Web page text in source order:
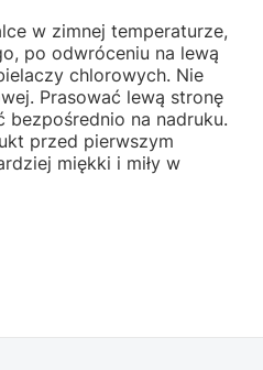
w zimnej temperaturze,
po odwróceniu na lewą
chlorowych. Nie
Prasować lewą stronę
bezpośrednio na nadruku.
przed pierwszym
miękki i miły w